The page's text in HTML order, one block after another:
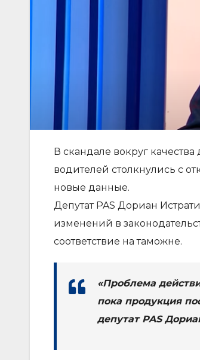
В скандале вокруг
водителей столкнулись с
новые данные.
Депутат PAS Дориан
изменений в
соответствие на таможне.
«Проблема
пока продукция
депутат PAS